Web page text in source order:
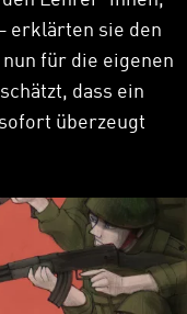
erklärten sie den
für die eigenen
dass ein
überzeugt